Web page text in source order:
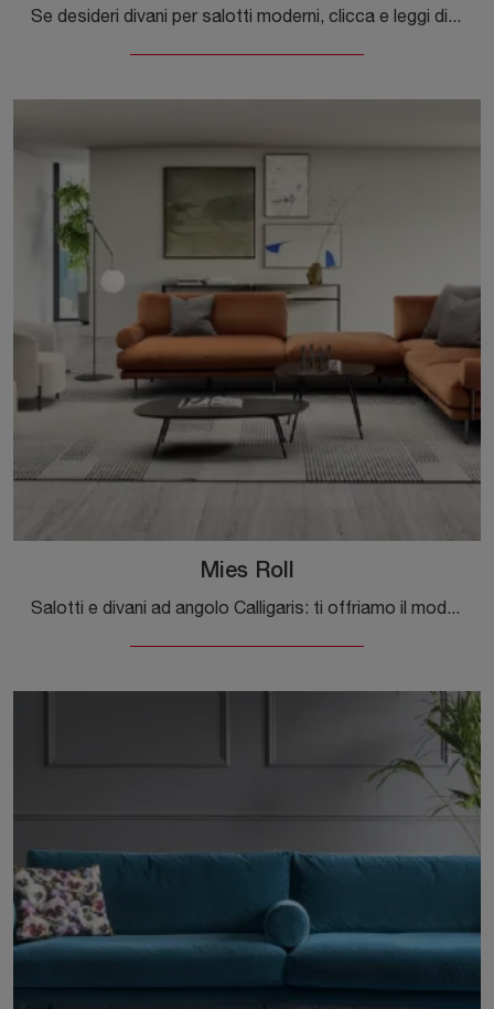
Se desideri divani per salotti moderni, clicca e leggi di più sul modello Ginza in tessuto del brand Calligaris.
Mies Roll
Salotti e divani ad angolo Calligaris: ti offriamo il modello Mies Roll in tessuto per impreziosire la zona giorno.